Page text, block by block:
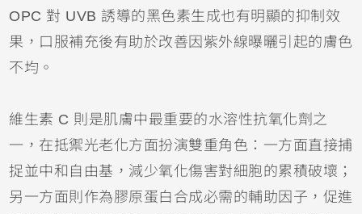
OPC 對 UVB 誘導的黑色素生成也有明顯的抑制效
果，口服補充後有助於改善因紫外線曝曬引起的膚色
不均。
維生素 C 則是肌膚中最重要的水溶性抗氧化劑之
一，在抵禦光老化方面扮演雙重角色：一方面直接捕
捉並中和自由基，減少氧化傷害對細胞的累積破壞；
另一方面則作為膠原蛋白合成必需的輔助因子，促進